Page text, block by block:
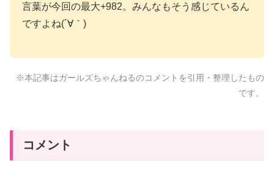
言葉が今回の最大+982。みんなもそう感じているん
ですよね(´∀｀)
※本記事はガールズちゃんねるのコメントを引用・整理したもの
です。
コメント